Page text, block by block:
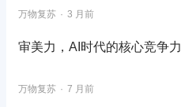
万物复苏 3 月前
审美力，AI时代的核心竞争力
万物复苏 7 月前